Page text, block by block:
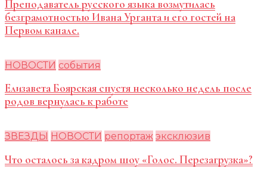
Преподаватель русского языка возмутилась
безграмотностью Ивана Урганта и его гостей на
Первом канале.
НОВОСТИ события
Елизавета Боярская спустя несколько недель после
родов вернулась к работе
ЗВЕЗДЫ НОВОСТИ репортаж эксклюзив
Что осталось за кадром шоу «Голос. Перезагрузка»?